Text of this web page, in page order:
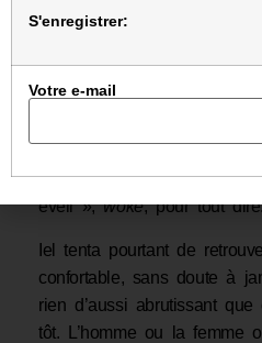
ventre, iel revenait
mouvement ondulatoire de
obstruaient désormais son
de conscience si
éveil »,woke, pour tout
Iel tenta pourtant de
confortable, sans doute à
rien d’aussi abrutissant
tôt. L’homme ou la femme
S'enregistrer:
Votre e-mail